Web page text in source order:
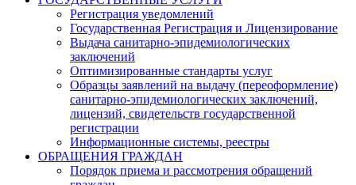
Регистрация уведомлений
Государственная Регистрация и Лицензирование
Выдача санитарно-эпидемиологических
заключений
Оптимизированные стандарты услуг
Образцы заявлений на выдачу (переоформление)
санитарно-эпидемиологических заключений,
лицензий, свидетельств государственной
регистрации
Информационные системы, реестры
ОБРАЩЕНИЯ ГРАЖДАН
Порядок приема и рассмотрения обращений